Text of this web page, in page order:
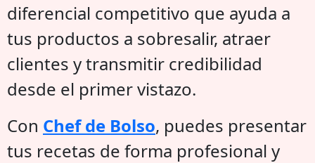
diferencial competitivo que ayuda a
tus productos a sobresalir, atraer
clientes y transmitir credibilidad
desde el primer vistazo.
Con Chef de Bolso, puedes presentar
tus recetas de forma profesional y